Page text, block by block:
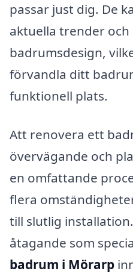
passar just dig. De
aktuella trender
badrumsdesign,
förvandla ditt
funktionell plats.
Att renovera ett
övervägande och
en omfattande
flera
till slutlig
åtagande som
badrum i Mörarp